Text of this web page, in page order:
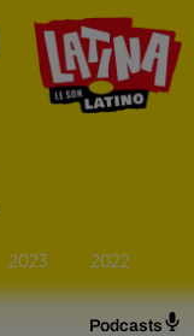
Podcasts
2023 2022